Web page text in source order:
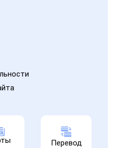
Перевод